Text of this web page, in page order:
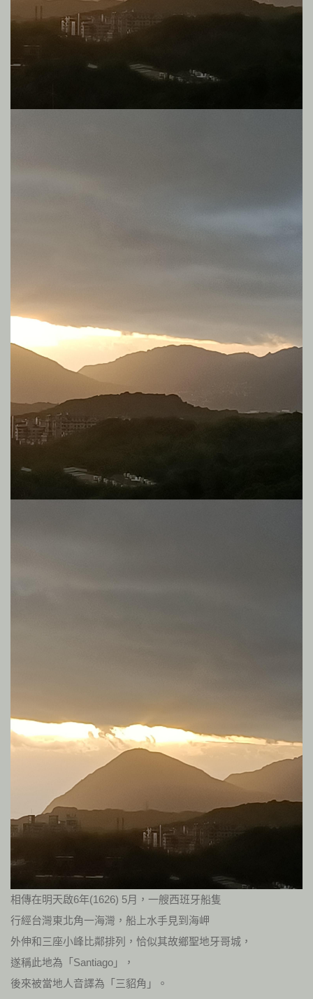
相傳在明天啟6年(1626) 5月，一艘西班牙船隻
行經台灣東北角一海灣，船上水手見到海岬
外伸和三座小峰比鄰排列，恰似其故鄉聖地牙哥城，
遂稱此地為「Santiago」，
後來被當地人音譯為「三貂角」。